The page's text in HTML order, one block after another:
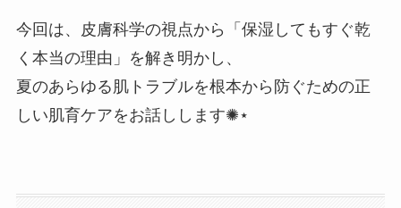
今回は、皮膚科学の視点から「保湿してもすぐ乾
く本当の理由」を解き明かし、
夏のあらゆる肌トラブルを根本から防ぐための正
しい肌育ケアをお話しします✺⋆